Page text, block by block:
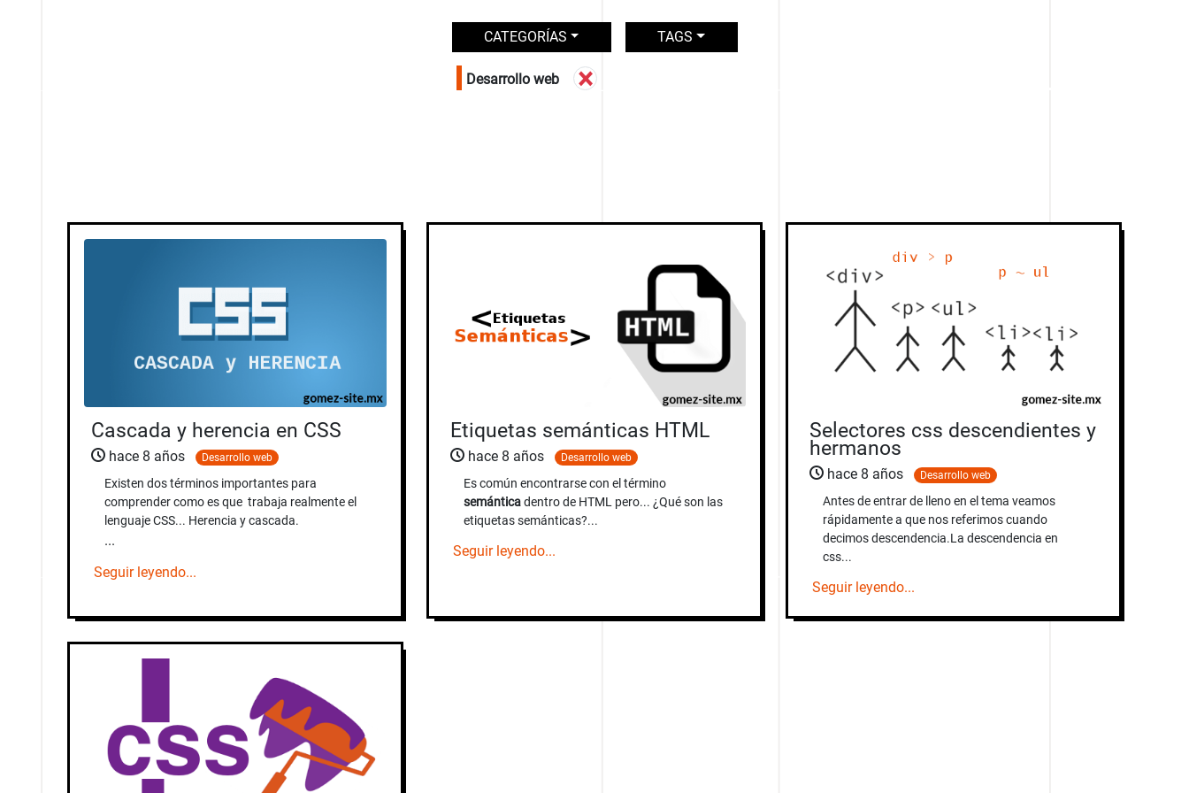
CATEGORÍAS
Desarrollo web ×
TAGS
Cascada y herencia en CSS
hace 8 años Desarrollo web
Existen dos términos importantes para
comprender como es que trabaja realmente el
lenguaje CSS... Herencia y cascada.
...
Seguir leyendo...
Etiquetas semánticas HTML
hace 8 años Desarrollo web
Es común encontrarse con el término
semánticadentro de HTML pero... ¿Qué son las
etiquetas semánticas?...
Seguir leyendo...
Selectores css descendientes y
hermanos
hace 8 años Desarrollo web
Antes de entrar de lleno en el tema veamos
rápidamente a que nos referimos cuando
decimos descendencia.La descendencia en
css...
Seguir leyendo...